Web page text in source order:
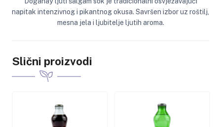
napitak intenzivnog i pikantnog okusa. Savršen izbor uz roštilj,
mesna jela i ljubitelje ljutih aroma.
Slični proizvodi